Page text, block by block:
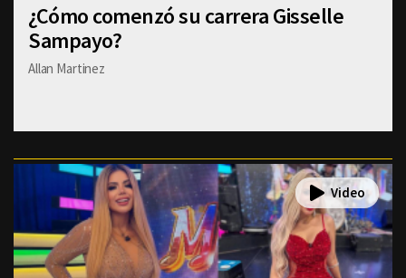
¿Cómo comenzó su carrera Gisselle
Sampayo?
Allan Martinez